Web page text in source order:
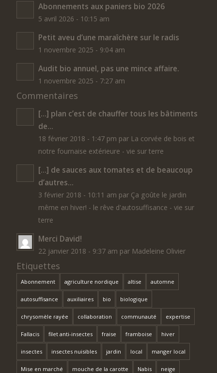
Abonnements aux paniers bio 2026
5 avril 2026 - 10:15 am
Petit aveu d’une maraîchère sur le radis
1 novembre 2025 - 9:04 am
Audit bio annuel, pas une mince affaire.
1 novembre 2025 - 7:27 am
Commentaires
[…] plan c’est de chauffer tous les bâtiments
de...
18 février 2018 - 1:47 pm par La corvée de bois et
notre fournaise extérieure - vie sur terre
[…] de sauces aux tomates et de beaucoup
d’autres...
3 février 2018 - 10:11 am par Ça goûte le jardin
même en hiver! - le rêve d'autosuffisance - vie sur
terre
Merci David!
22 janvier 2018 - 9:37 am par Madeleine Olivier
Etiquettes
Abonnement agriculture nordique altise automne
autosuffisance auxiliaires bio biologique
chrysomèle rayée collaboration communauté expertise
Fallacis filet anti-insectes fraise framboise hiver
insectes insectes nuisibles jardin local manger local
Mise en marché mouche de la carotte Nabis neige